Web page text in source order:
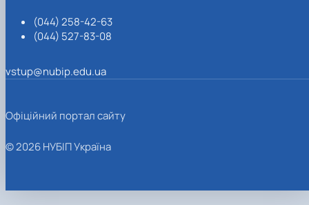
(044) 258-42-63
(044) 527-83-08
vstup@nubip.edu.ua
Офіційний портал сайту
© 2026 НУБІП Україна